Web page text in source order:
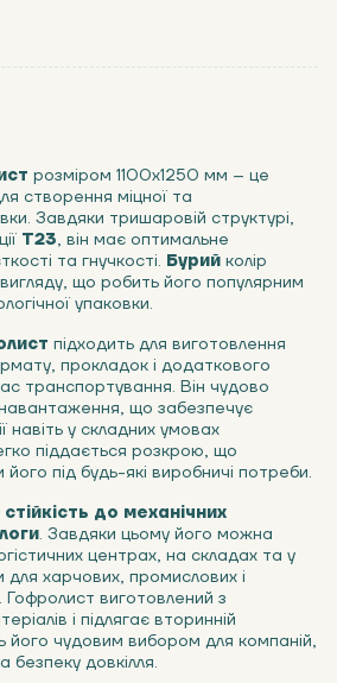
розміром 1100х1250 мм – це
створення міцної та
Завдяки тришаровій структурі,
Т23, він має оптимальне
та гнучкості. Бурий колір
що робить його популярним
упаковки.
підходить для виготовлення
прокладок і додаткового
транспортування. Він чудово
що забезпечує
навіть у складних умовах
піддається розкрою, що
під будь-які виробничі потреби.
стійкість до механічних
. Завдяки цьому його можна
центрах, на складах та у
для харчових, промислових і
Гофролист виготовлений з
і підлягає вторинній
його чудовим вибором для компаній,
безпеку довкілля.